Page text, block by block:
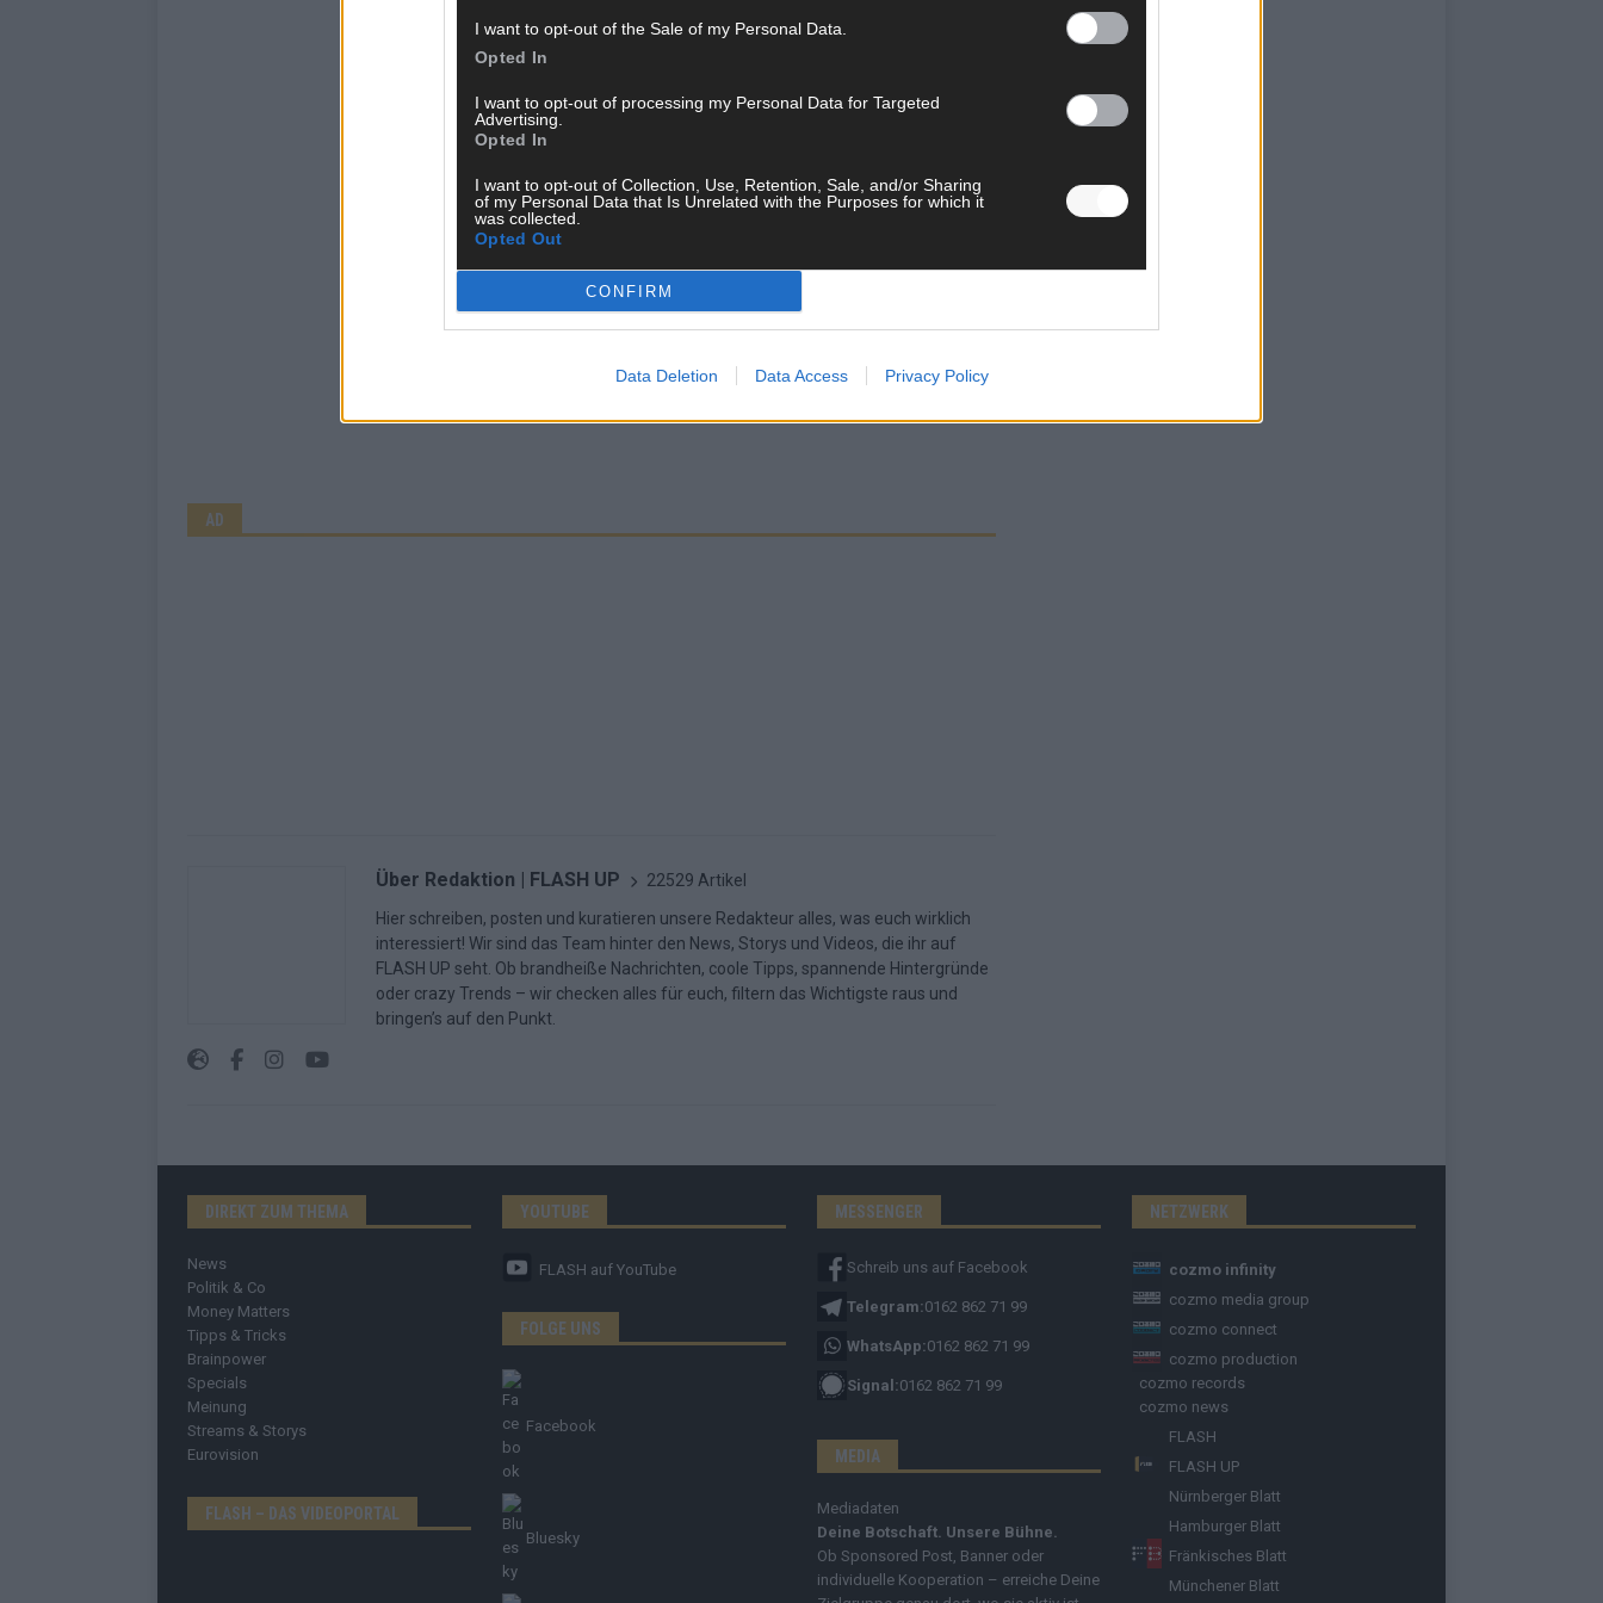
I want to opt-out of the Sale of my Personal Data.
Opted In
I want to opt-out of processing my Personal Data for Targeted
Advertising.
Opted In
I want to opt-out of Collection, Use, Retention, Sale, and/or Sharing
of my Personal Data that Is Unrelated with the Purposes for which it
was collected.
Opted Out
CONFIRM
Data Deletion Data Access Privacy Policy
AD
Über Redaktion | FLASH UP 22529 Artikel
Hier schreiben, posten und kuratieren unsere Redakteur alles, was euch wirklich
interessiert! Wir sind das Team hinter den News, Storys und Videos, die ihr auf
FLASH UP seht. Ob brandheiße Nachrichten, coole Tipps, spannende Hintergründe
oder crazy Trends – wir checken alles für euch, filtern das Wichtigste raus und
bringen’s auf den Punkt.
DIREKT ZUM THEMA
News
Politik & Co
Money Matters
Tipps & Tricks
Brainpower
Specials
Meinung
Streams & Storys
Eurovision
FLASH – DAS VIDEOPORTAL
YOUTUBE
FLASH auf YouTube
FOLGE UNS
Facebook
Bluesky
MESSENGER
Schreib uns auf Facebook
Telegram:0162 862 71 99
WhatsApp:0162 862 71 99
Signal:0162 862 71 99
MEDIA
Mediadaten
Deine Botschaft. Unsere Bühne.
Ob Sponsored Post, Banner oder
individuelle Kooperation – erreiche Deine
NETZWERK
cozmo infinity
cozmo media group
cozmo connect
cozmo production
cozmo records
cozmo news
FLASH
FLASH UP
Nürnberger Blatt
Hamburger Blatt
Fränkisches Blatt
Münchener Blatt